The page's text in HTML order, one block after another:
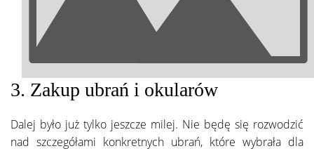
3. Zakup ubrań i okularów
Dalej było już tylko jeszcze milej. Nie będę się rozwodzić
nad szczegółami konkretnych ubrań, które wybrała dla